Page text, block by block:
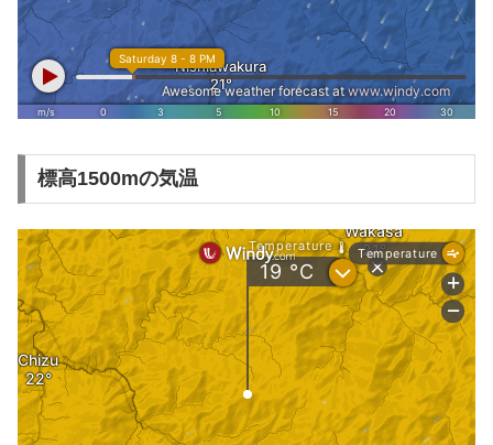
標高1500mの気温